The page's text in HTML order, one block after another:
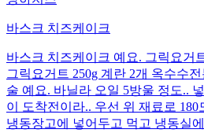
바스크 치즈케이크
바스크 치즈케이크 예요. 그릭요거
그릭요거트 250g 계란 2개 옥수수
술 예요. 바닐라 오일 5방울 정도..
이 도착전이라.. 우선 위 재료로
냉동장고에 넣어두고 먹고 냉동실